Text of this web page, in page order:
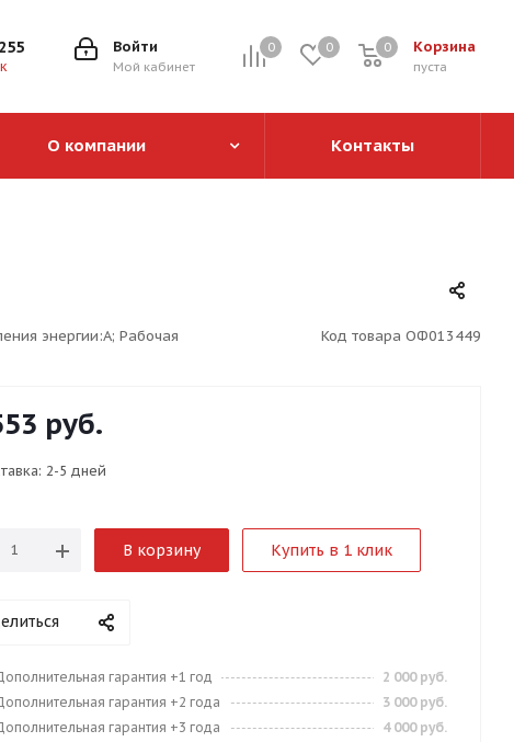
0 0 Корзина
0
пуста
0
Войти
Мой кабинет
О компании Контакты
энергии:A; Рабочая
Код товара ОФ013449
руб.
2-5 дней
В корзину Купить в 1 клик
гарантия +1 год
2 000 руб.
гарантия +2 года
3 000 руб.
гарантия +3 года
4 000 руб.